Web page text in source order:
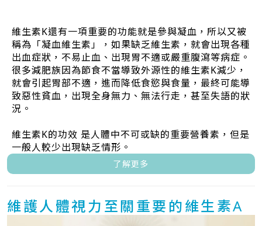
維生素K還有一項重要的功能就是參與凝血，所以又被
稱為「凝血維生素」，如果缺乏維生素，就會出現各種
出血症狀，不易止血、出現胃不適或嚴重腹瀉等病症。
很多減肥族因為節食不當導致外源性的維生素K減少，
就會引起胃部不適，進而降低食慾與食量，最終可能導
致惡性貧血，出現全身無力、無法行走，甚至失語的狀
況。
維生素K的功效 是人體中不可或缺的重要營養素，但是
一般人較少出現缺乏情形。
了解更多
維護人體視力至關重要的維生素A